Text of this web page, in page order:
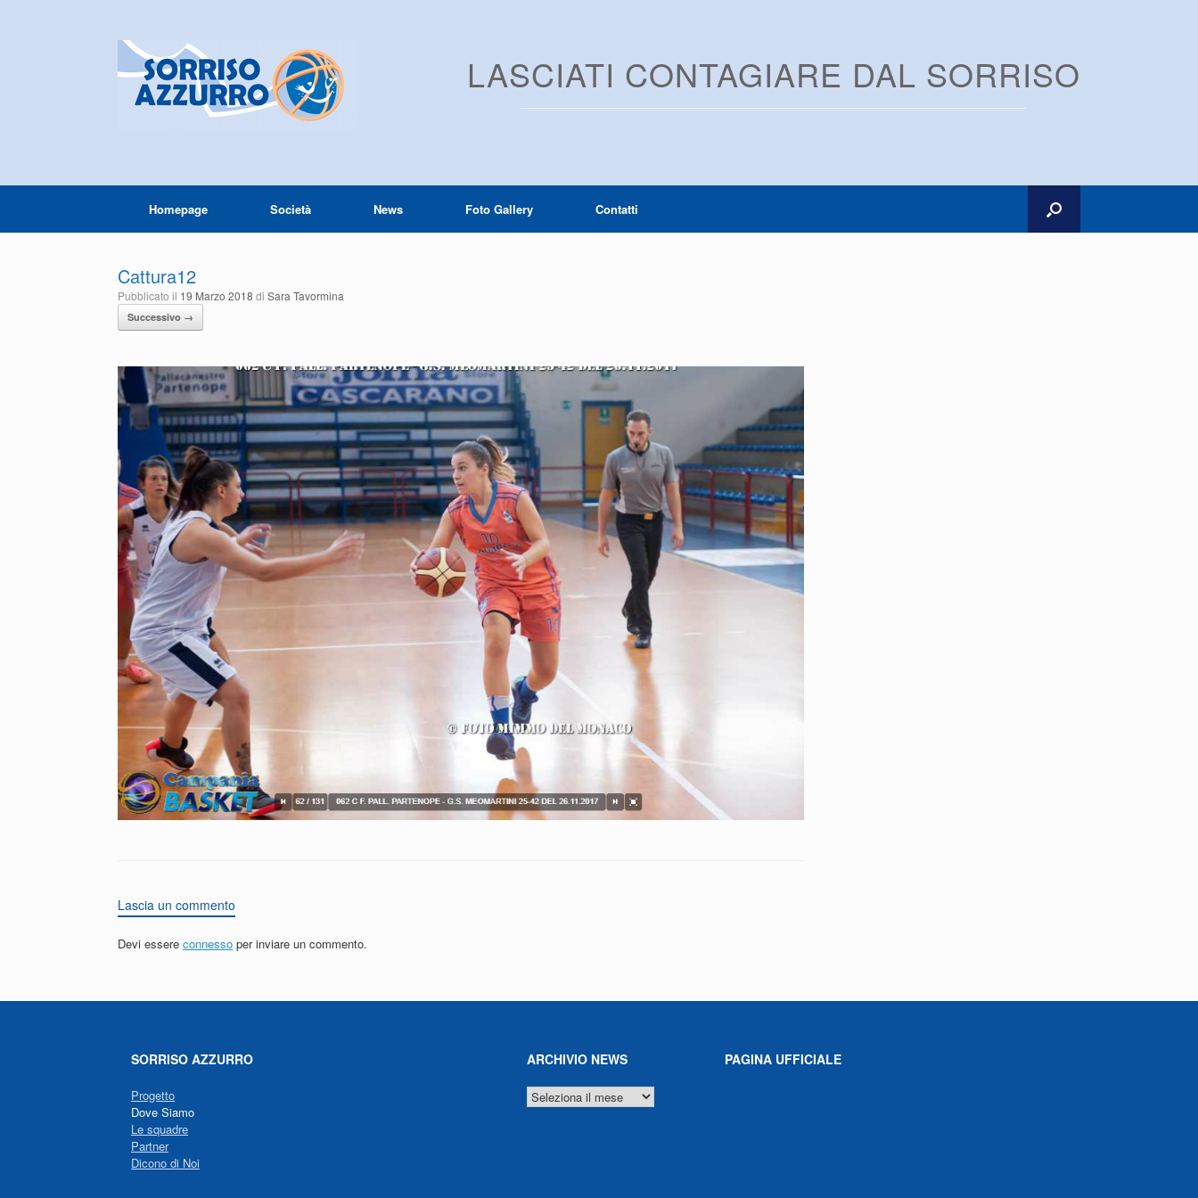
LASCIATI CONTAGIARE DAL SORRISO
Homepage Società News Foto Gallery Contatti
Cattura12
Pubblicato il 19 Marzo 2018 di Sara Tavormina
Successivo →
Lascia un commento
Devi essere connesso per inviare un commento.
SORRISO AZZURRO
Progetto
Dove Siamo
Le squadre
Partner
Dicono di Noi
ARCHIVIO NEWS
ARCHIVIO
NEWS
PAGINA UFFICIALE